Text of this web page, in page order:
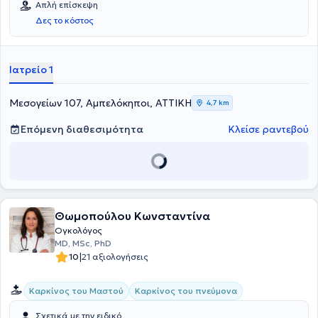
Κεφαλής/τραχήλου.
Απλή επίσκεψη
Δες το κόστος
Ιατρείο 1
Μεσογείων 107, Αμπελόκηποι, ΑΤΤΙΚΗ 4,7 km
Επόμενη διαθεσιμότητα Κλείσε ραντεβού
Θωμοπούλου Κωνσταντίνα
Ογκολόγος
MD, MSc, PhD
10|21 αξιολογήσεις
Καρκίνος του Μαστού Καρκίνος του πνεύμονα
Σχετικά με την ειδικό